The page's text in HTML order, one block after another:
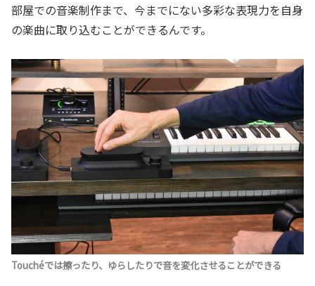
部屋での音楽制作まで、今までにない多彩な表現力を自身
の楽曲に取り込むことができるんです。
Touchéでは擦ったり、ゆらしたりで音を変化させることができる